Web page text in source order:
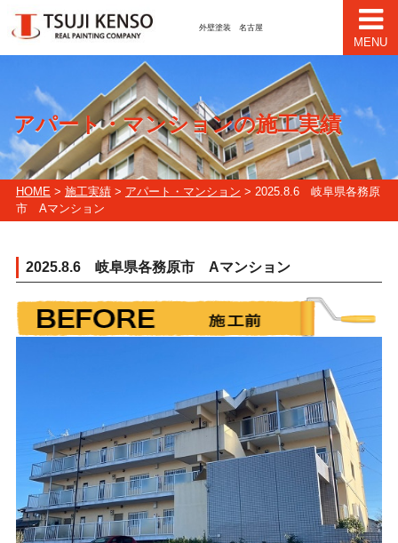
外壁塗装 名古屋
MENU
アパート・マンションの施工実績
HOME> 施工実績> アパート・マンション > 2025.8.6 岐阜県各務原
市 Aマンション
2025.8.6 岐阜県各務原市 Aマンション